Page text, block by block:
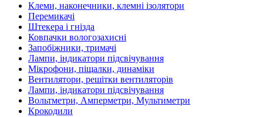
Клеми, наконечники, клемні ізолятори
Перемикачі
Штекера і гнізда
Ковпачки вологозахисні
Запобіжники, тримачі
Лампи, індикатори підсвічування
Мікрофони, піщалки, динаміки
Вентилятори, решітки вентиляторів
Лампи, індикатори підсвічування
Вольтметри, Амперметри, Мультиметри
Крокодили